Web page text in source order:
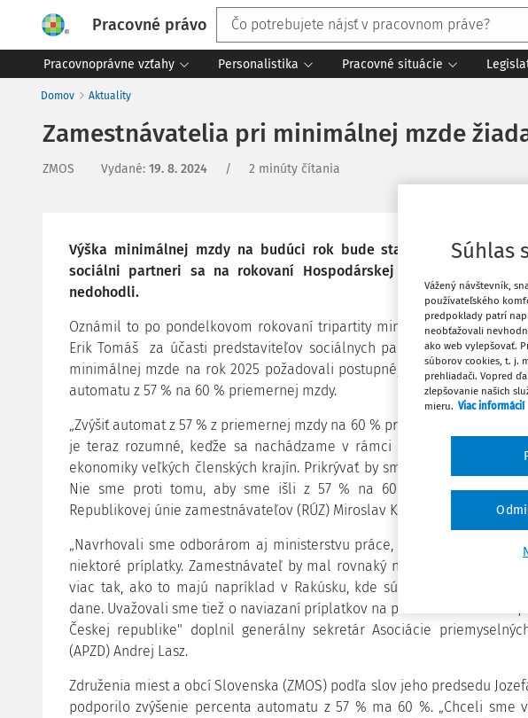
Pracovné právo
Pracovnoprávne vzťahy Personalistika Pracovné situácie
Domov Aktuality
Zamestnávatelia pri minimálnej mzde
ZMOS Vydané: 19. 8. 2024 / 2 minúty čítania
Výška minimálnej mzdy na budúci rok bude stanovená zákonom
sociálni partneri sa na rokovaní Hospodárskej a sociálnej rady
nedohodli.
Oznámil to po pondelkovom rokovaní tripartity minister práce,
Erik Tomáš za účasti predstaviteľov sociálnych partnerov.
minimálnej mzde na rok 2025 požadovali postupné, niekoľkoročné
automatu z 57 % na 60 % priemernej mzdy.
„Zvýšiť automat z 57 % z priemernej mzdy na 60 % pri výpočte
je teraz rozumné, keďže sa nachádzame v rámci EÚ vo veľkej
ekonomiky veľkých členských krajín. Prikrývať by sme sa mali takou
Nie sme proti tomu, aby sme išli z 57 % na 60 %, ale postupne,"
Republikovej únie zamestnávateľov (RÚZ) Miroslav Kiraľvarga.
„Navrhovali sme odborárom aj ministerstvu práce, aby zvážili
niektoré príplatky. Zamestnávateľ by mal rovnaký náklad a
viac tak, ako to majú napríklad v Rakúsku, kde sú príplatky
dane. Uvažovali sme tiež o naviazaní príplatkov na priemernú mzdu tak,
Českej republike" doplnil generálny sekretár Asociácie
(APZD) Andrej Lasz.
Združenia miest a obcí Slovenska (ZMOS) podľa slov jeho predsedu
podporilo zvýšenie percenta automatu z 57 % ma 60 %. „Chceli sme
Súhlas
Vážený návštevník,
používateľského
predpoklady patrí
neobťažovali
ako web vylepšovať.
súborov cookies, t. j.
prehliadači. Vopred
zlepšovanie našich
mieru. Viac informácií